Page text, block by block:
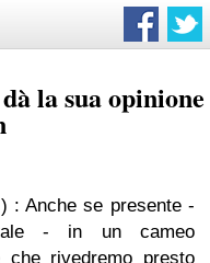
la sua opinione
: Anche se presente -
- in un cameo
che rivedremo presto